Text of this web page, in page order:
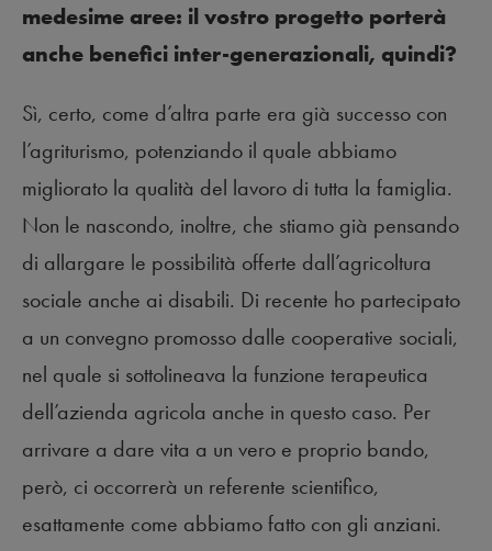
medesime aree: il vostro progetto porterà
anche benefici inter-generazionali, quindi?
Sì, certo, come d’altra parte era già successo con
l’agriturismo, potenziando il quale abbiamo
migliorato la qualità del lavoro di tutta la famiglia.
Non le nascondo, inoltre, che stiamo già pensando
di allargare le possibilità offerte dall’agricoltura
sociale anche ai disabili. Di recente ho partecipato
a un convegno promosso dalle cooperative sociali,
nel quale si sottolineava la funzione terapeutica
dell’azienda agricola anche in questo caso. Per
arrivare a dare vita a un vero e proprio bando,
però, ci occorrerà un referente scientifico,
esattamente come abbiamo fatto con gli anziani.